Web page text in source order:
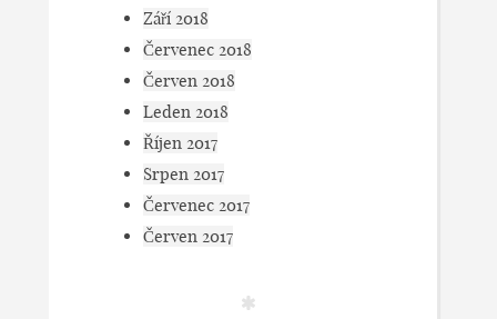
Září 2018
Červenec 2018
Červen 2018
Leden 2018
Říjen 2017
Srpen 2017
Červenec 2017
Červen 2017